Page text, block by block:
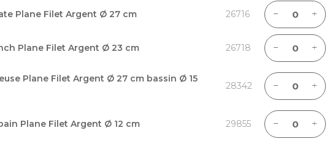
Plane Filet Argent Ø 27 cm 26716
Plane Filet Argent Ø 23 cm 26718
Plane Filet Argent Ø 27 cm bassin Ø 15
28342
Plane Filet Argent Ø 12 cm 29855